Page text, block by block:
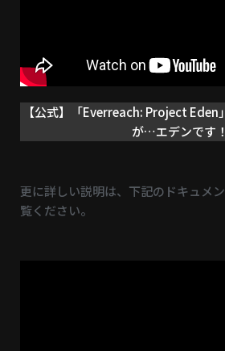
【公式】「Everreach: Project Eden
が…エデンです！
更に詳しい説明は、下記のドキュメ
覧ください。